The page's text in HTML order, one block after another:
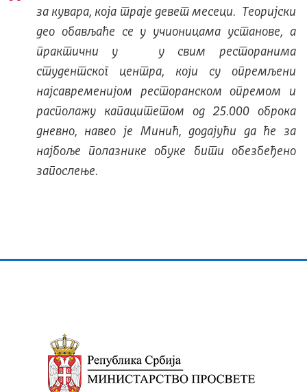
за кувара, која траје девет месеци. Теоријски
део обављаће се у учионицама установе, а
практични у у свим ресторанима
студентског центра, који су опремљени
најсавременијом ресторанском опремом и
располажу капацитетом од 25.000 оброка
дневно, навео је Минић, додајући да ће за
најбоље полазнике обуке бити обезбеђено
запослење.